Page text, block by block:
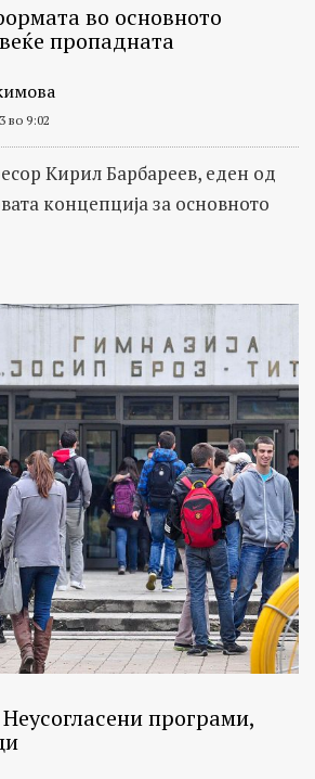
во основното
пропадната
во 9:02
Кирил Барбареев, еден од
концепција за основното
програми,